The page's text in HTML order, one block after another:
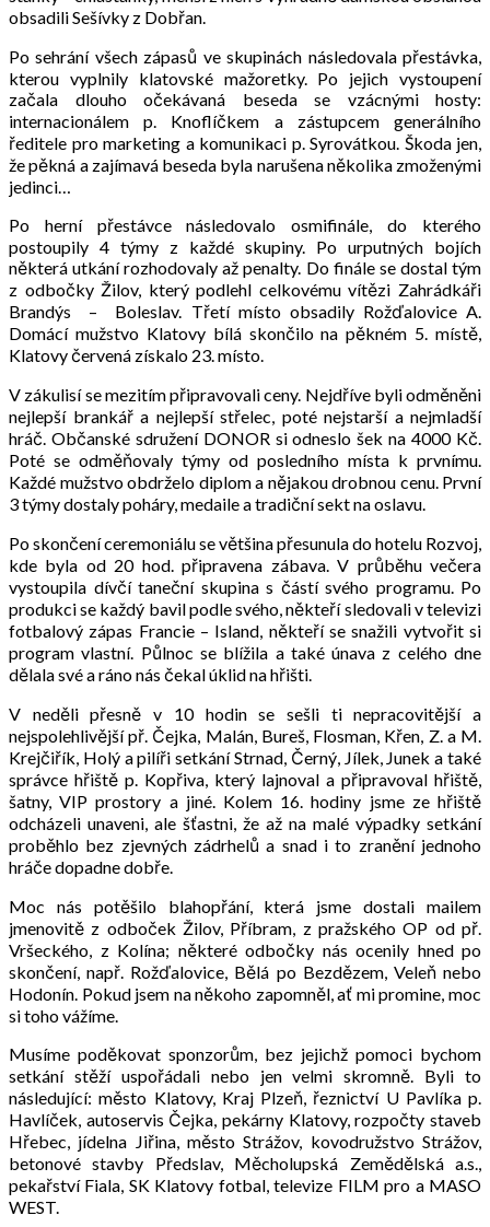
obsadili Sešívky z Dobřan.
Po sehrání všech zápasů ve skupinách následovala přestávka,
kterou vyplnily klatovské mažoretky. Po jejich vystoupení
začala dlouho očekávaná beseda se vzácnými hosty:
internacionálem p. Knoflíčkem a zástupcem generálního
ředitele pro marketing a komunikaci p. Syrovátkou. Škoda jen,
že pěkná a zajímavá beseda byla narušena několika zmoženými
jedinci…
Po herní přestávce následovalo osmifinále, do kterého
postoupily 4 týmy z každé skupiny. Po urputných bojích
některá utkání rozhodovaly až penalty. Do finále se dostal tým
z odbočky Žilov, který podlehl celkovému vítězi Zahrádkáři
Brandýs – Boleslav. Třetí místo obsadily Rožďalovice A.
Domácí mužstvo Klatovy bílá skončilo na pěkném 5. místě,
Klatovy červená získalo 23. místo.
V zákulisí se mezitím připravovali ceny. Nejdříve byli odměněni
nejlepší brankář a nejlepší střelec, poté nejstarší a nejmladší
hráč. Občanské sdružení DONOR si odneslo šek na 4000 Kč.
Poté se odměňovaly týmy od posledního místa k prvnímu.
Každé mužstvo obdrželo diplom a nějakou drobnou cenu. První
3 týmy dostaly poháry, medaile a tradiční sekt na oslavu.
Po skončení ceremoniálu se většina přesunula do hotelu Rozvoj,
kde byla od 20 hod. připravena zábava. V průběhu večera
vystoupila dívčí taneční skupina s částí svého programu. Po
produkci se každý bavil podle svého, někteří sledovali v televizi
fotbalový zápas Francie – Island, někteří se snažili vytvořit si
program vlastní. Půlnoc se blížila a také únava z celého dne
dělala své a ráno nás čekal úklid na hřišti.
V neděli přesně v 10 hodin se sešli ti nepracovitější a
nejspolehlivější př. Čejka, Malán, Bureš, Flosman, Křen, Z. a M.
Krejčiřík, Holý a pilíři setkání Strnad, Černý, Jílek, Junek a také
správce hřiště p. Kopřiva, který lajnoval a připravoval hřiště,
šatny, VIP prostory a jiné. Kolem 16. hodiny jsme ze hřiště
odcházeli unaveni, ale šťastni, že až na malé výpadky setkání
proběhlo bez zjevných zádrhelů a snad i to zranění jednoho
hráče dopadne dobře.
Moc nás potěšilo blahopřání, která jsme dostali mailem
jmenovitě z odboček Žilov, Příbram, z pražského OP od př.
Vršeckého, z Kolína; některé odbočky nás ocenily hned po
skončení, např. Rožďalovice, Bělá po Bezdězem, Veleň nebo
Hodonín. Pokud jsem na někoho zapomněl, ať mi promine, moc
si toho vážíme.
Musíme poděkovat sponzorům, bez jejichž pomoci bychom
setkání stěží uspořádali nebo jen velmi skromně. Byli to
následující: město Klatovy, Kraj Plzeň, řeznictví U Pavlíka p.
Havlíček, autoservis Čejka, pekárny Klatovy, rozpočty staveb
Hřebec, jídelna Jiřina, město Strážov, kovodružstvo Strážov,
betonové stavby Předslav, Měcholupská Zemědělská a.s.,
pekařství Fiala, SK Klatovy fotbal, televize FILM pro a MASO
WEST.